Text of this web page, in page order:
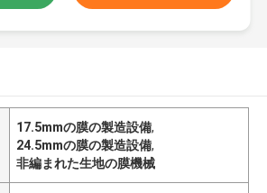
17.5mmの膜の製造設備,
24.5mmの膜の製造設備,
非編まれた生地の膜機械